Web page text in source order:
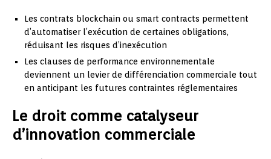
Les contrats blockchain ou smart contracts permettent
d’automatiser l’exécution de certaines obligations,
réduisant les risques d’inexécution
Les clauses de performance environnementale
deviennent un levier de différenciation commerciale tout
en anticipant les futures contraintes réglementaires
Le droit comme catalyseur
d’innovation commerciale